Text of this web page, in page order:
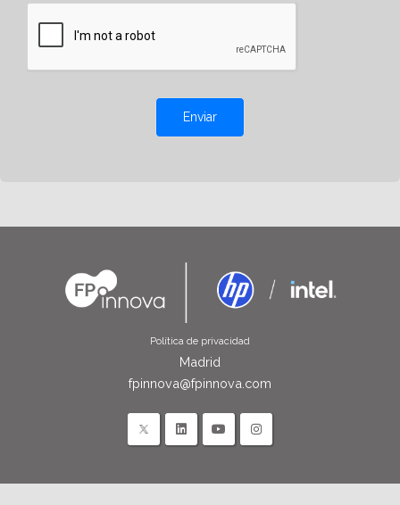
Enviar
Política de privacidad
Madrid
fpinnova@fpinnova.com